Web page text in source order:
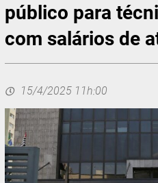
público para
com salários de
15/4/2025 11h:00